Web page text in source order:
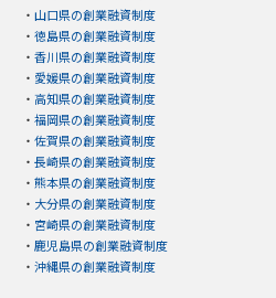
・ 山口県の創業融資制度
・ 徳島県の創業融資制度
・ 香川県の創業融資制度
・ 愛媛県の創業融資制度
・ 高知県の創業融資制度
・ 福岡県の創業融資制度
・ 佐賀県の創業融資制度
・ 長崎県の創業融資制度
・ 熊本県の創業融資制度
・ 大分県の創業融資制度
・ 宮崎県の創業融資制度
・ 鹿児島県の創業融資制度
・ 沖縄県の創業融資制度